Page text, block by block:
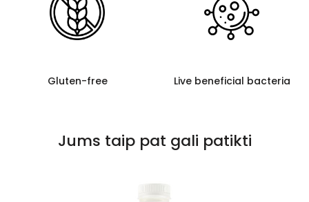
Gluten-free Live beneficial bacteria
Jums taip pat gali patikti